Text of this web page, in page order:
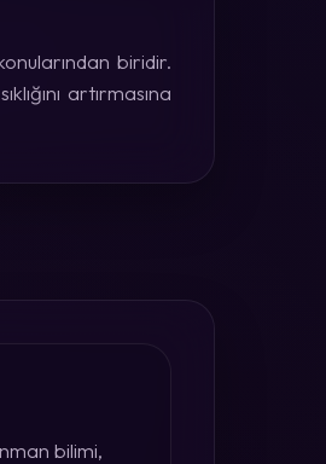
biridir.
artırmasına
bilimi,